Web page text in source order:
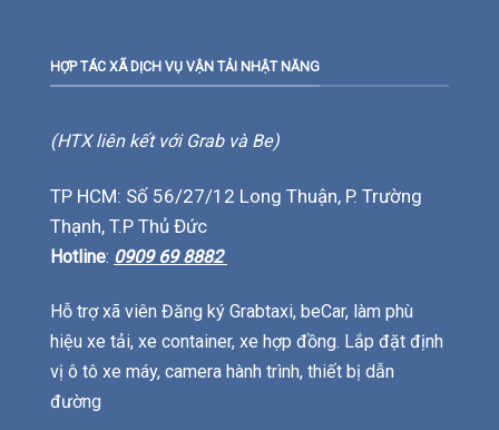
HỢP TÁC XÃ DỊCH VỤ VẬN TẢI NHẬT NĂNG
(HTX liên kết với Grab và Be)
TP HCM: Số 56/27/12 Long Thuận, P. Trường
Thạnh, T.P Thủ Đức
Hotline: 0909 69 8882
Hỗ trợ xã viên Đăng ký Grabtaxi, beCar, làm phù
hiệu xe tải, xe container, xe hợp đồng. Lắp đặt định
vị ô tô xe máy, camera hành trình, thiết bị dẫn
đường